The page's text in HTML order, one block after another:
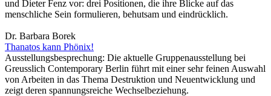
und Dieter Fenz vor: drei Positionen, die ihre Blicke auf das
menschliche Sein formulieren, behutsam und eindrücklich.
Dr. Barbara Borek
Thanatos kann Phönix!
Ausstellungsbesprechung: Die aktuelle Gruppenausstellung bei
Greusslich Contemporary Berlin führt mit einer sehr feinen Auswahl
von Arbeiten in das Thema Destruktion und Neuentwicklung und
zeigt deren spannungsreiche Wechselbeziehung.